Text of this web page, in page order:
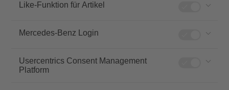
Like-Funktion für Artikel
Mercedes-Benz Login
Usercentrics Consent Management
Platform